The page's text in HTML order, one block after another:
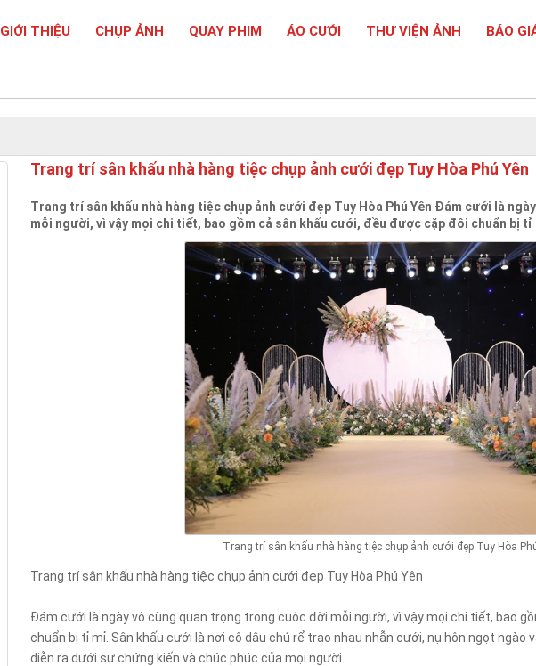
GIỚI THIỆU CHỤP ẢNH QUAY PHIM ÁO CƯỚI THƯ VIỆN ẢNH BÁO
Trang trí sân khấu nhà hàng tiệc chụp ảnh cưới đẹp Tuy Hòa Phú Yên
Trang trí sân khấu nhà hàng tiệc chụp ảnh cưới đẹp Tuy Hòa Phú Yên Đám cưới là
mỗi người, vì vậy mọi chi tiết, bao gồm cả sân khấu cưới, đều được cặp đôi chuẩn bị tỉ
Trang trí sân khấu nhà hàng tiệc chụp ảnh cưới đẹp Tuy Hòa
Trang trí sân khấu nhà hàng tiệc chụp ảnh cưới đẹp Tuy Hòa Phú Yên
Đám cưới là ngày vô cùng quan trọng trong cuộc đời mỗi người, vì vậy mọi chi tiết, bao
chuẩn bị tỉ mỉ. Sân khấu cưới là nơi cô dâu chú rể trao nhau nhẫn cưới, nụ hôn ngọt
diễn ra dưới sự chứng kiến và chúc phúc của mọi người.